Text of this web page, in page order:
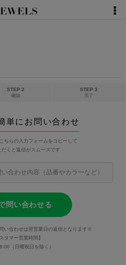
STEP 2
確認
STEP 3
完了
単にお問い合わせ
ちらの入力フォームをコピーして
だくと返信がスムーズです
問い合わせる
い合わせは翌営業日の返信となります※
タマー営業時間】
（日曜祝日を除く）